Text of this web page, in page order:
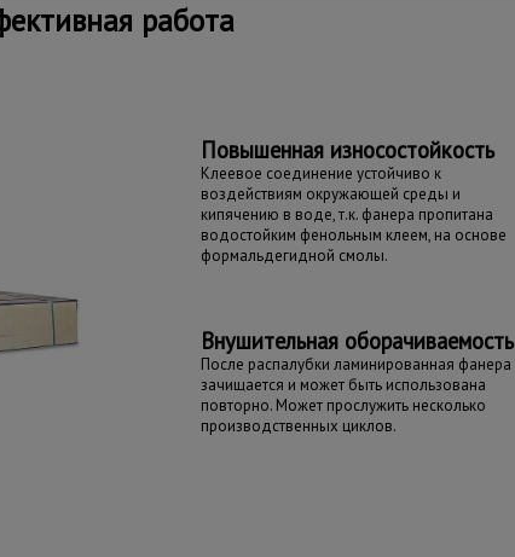
работа
Повышенная износостойкость
Клеевое соединение устойчиво к
воздействиям окружающей среды и
кипячению в воде, т.к. фанера пропитана
водостойким фенольным клеем, на основе
формальдегидной смолы.
Внушительная оборачиваемость
После распалубки ламинированная фанера
зачищается и может быть использована
повторно. Может прослужить несколько
производственных циклов.